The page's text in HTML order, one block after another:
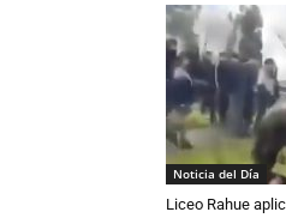
Noticia del Día
Liceo Rahue